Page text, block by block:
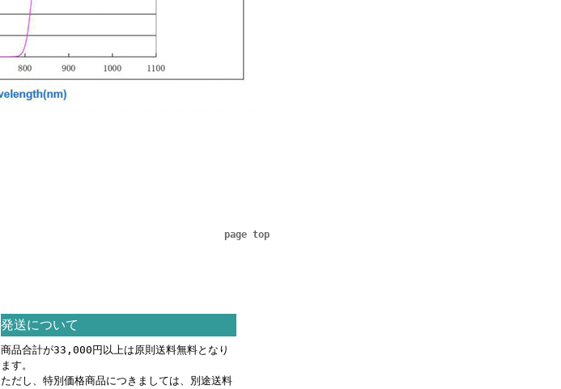
page top
発送について
商品合計が33,000円以上は原則送料無料となり
ます。
ただし、特別価格商品につきましては、別途送料